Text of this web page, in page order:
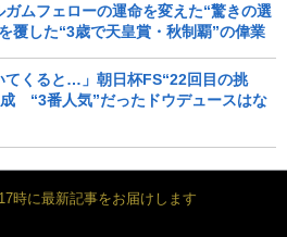
ムフェローの運命を変えた“驚きの選
覆した“3歳で天皇賞・秋制覇”の偉業
てくると…」朝日杯FS“22回目の挑
“3番人気”だったドウデュースはな
時に最新記事をお届けします